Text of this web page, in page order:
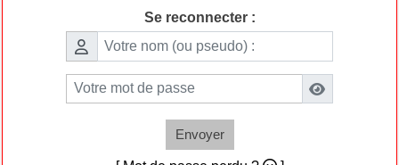
Se reconnecter :
Envoyer